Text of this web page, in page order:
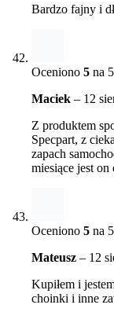
Bardzo fajny i
Oceniono 5 na 5
Maciek – 12
Z produktem
Specpart, z
zapach
miesiące jest
Oceniono 5 na 5
Mateusz – 12
Kupiłem i
choinki i inne